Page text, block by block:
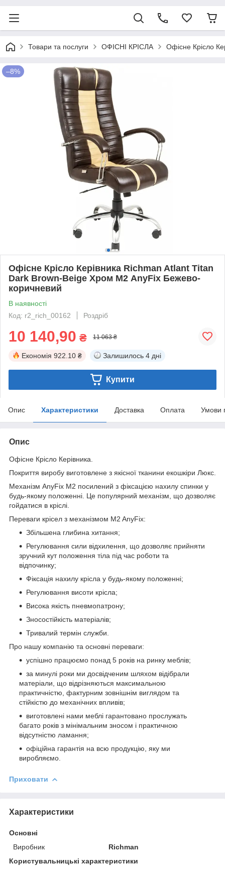
Товари та послуги ОФІСНІ КРІСЛА Офісне Крісло
–8%
Офісне Крісло Керівника Richman Atlant Titan
Dark Brown-Beige Хром М2 AnyFix Бежево-
коричневий
В наявності
Код: r2_rich_00162
Роздріб
10 140,90 ₴ 11 063 ₴
Економія 922.10 ₴ Залишилось 4 дні
Купити
Опис Характеристики Доставка Оплата Умови
Опис
Офісне Крісло Керівника.
Покриття виробу виготовлене з якісної тканини екошкіри Люкс.
Механізм AnyFix М2 посилений з фіксацією нахилу спинки у
будь-якому положенні. Це популярний механізм, що дозволяє
гойдатися в кріслі.
Переваги крісел з механізмом M2 AnyFix:
Збільшена глибина хитання;
Регулювання сили відхилення, що дозволяє прийняти
зручний кут положення тіла під час роботи та
відпочинку;
Фіксація нахилу крісла у будь-якому положенні;
Регулювання висоти крісла;
Висока якість пневмопатрону;
Зносостійкість матеріалів;
Тривалий термін служби.
Про нашу компанію та основні переваги:
успішно працюємо понад 5 років на ринку меблів;
за минулі роки ми досвідченим шляхом відібрали
матеріали, що відрізняються максимальною
практичністю, фактурним зовнішнім виглядом та
стійкістю до механічних впливів;
виготовлені нами меблі гарантовано прослужать
багато років з мінімальним зносом і практичною
відсутністю ламання;
офіційна гарантія на всю продукцію, яку ми
виробляємо.
Приховати
Характеристики
Основні
Виробник
Richman
Користувальницькі характеристики